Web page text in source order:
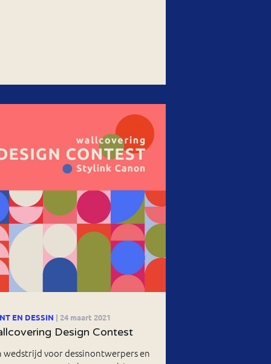
EN DESSIN | 24 maart 2021
Design Contest
wedstrijd voor dessinontwerpers en